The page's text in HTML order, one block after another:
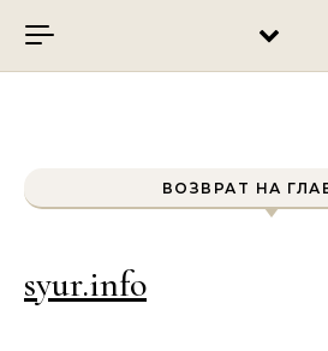
ВОЗВРАТ НА
syur.info